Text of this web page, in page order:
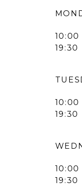
10:00
19:30
10:00
19:30
10:00
19:30